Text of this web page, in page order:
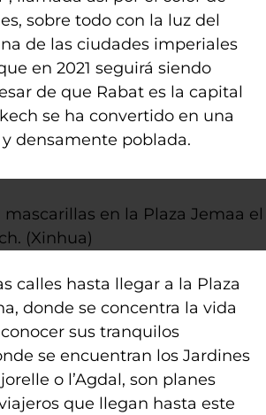
sobre todo con la luz del
de las ciudades imperiales
en 2021 seguirá siendo
de que Rabat es la capital
se ha convertido en una
densamente poblada.
en la Plaza Jemaa el
(Xinhua)
calles hasta llegar a la Plaza
donde se concentra la vida
sus tranquilos
se encuentran los Jardines
o l’Agdal, son planes
que llegan hasta este